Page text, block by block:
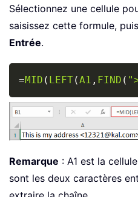
Sélectionnez une cellule
saisissez cette formule,
Entrée.
=MID ( LEFT(A1 , FIND (
Remarque : A1 est la
sont les deux caractères